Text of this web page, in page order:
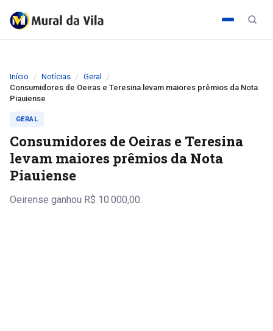
Início Notícias
Geral
Consumidores de Oeiras e Teresina levam maiores prêmios da Nota
Piauiense
GERAL
Consumidores de Oeiras e Teresina
levam maiores prêmios da Nota
Piauiense
Oeirense ganhou R$ 10.000,00.